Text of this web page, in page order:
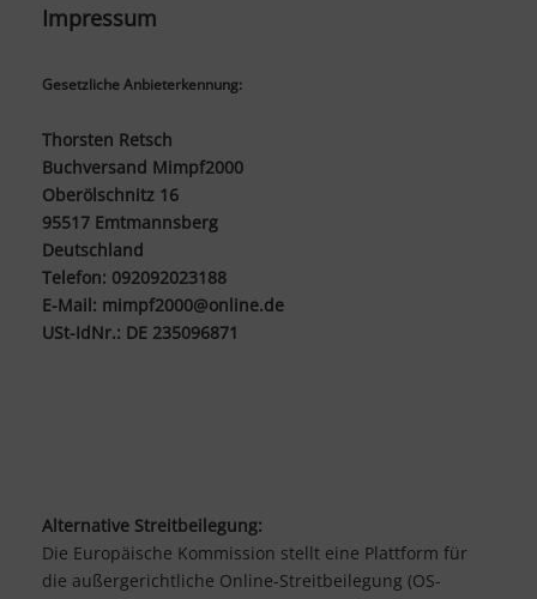
Impressum
Gesetzliche Anbieterkennung:
Thorsten Retsch
Buchversand Mimpf2000
Oberölschnitz 16
95517 Emtmannsberg
Deutschland
Telefon: 092092023188
E-Mail: mimpf2000@online.de
USt-IdNr.: DE 235096871
Alternative Streitbeilegung:
Die Europäische Kommission stellt eine Plattform für
die außergerichtliche Online-Streitbeilegung (OS-